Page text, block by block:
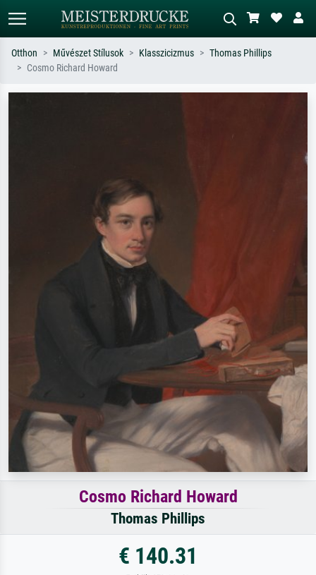
Otthon Művészet Stílusok Klasszicizmus
Thomas Phillips
Cosmo Richard Howard
Cosmo Richard Howard
Thomas Phillips
€ 140.31